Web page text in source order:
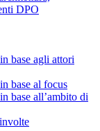
DPO
base agli attori
base al focus
base all’ambito di